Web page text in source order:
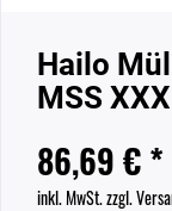
Hailo
MSS
86,69 € *
inkl. MwSt.zzgl.